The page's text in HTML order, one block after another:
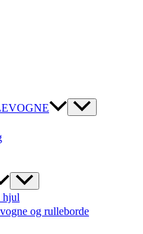
hjul
og rulleborde